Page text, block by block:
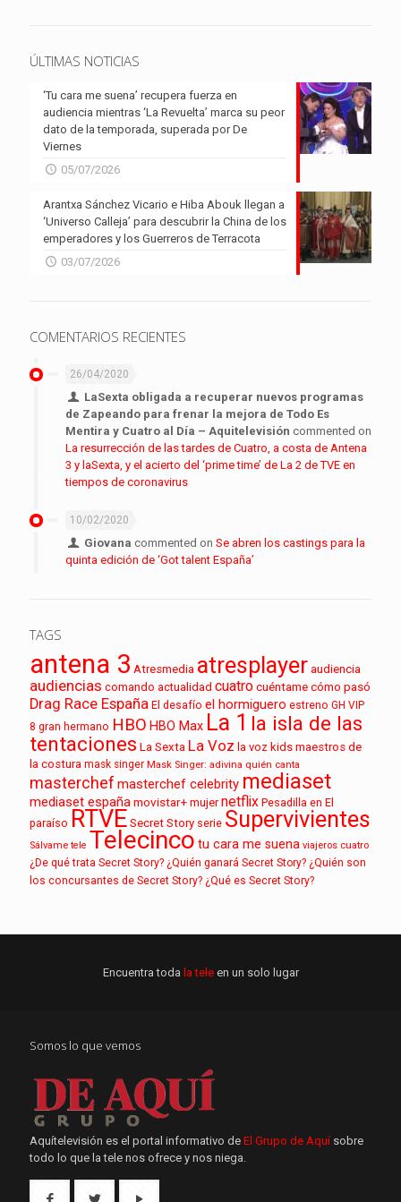
ÚLTIMAS NOTICIAS
‘Tu cara me suena’ recupera fuerza en
audiencia mientras ‘La Revuelta’ marca su peor
dato de la temporada, superada por De
Viernes
05/07/2026
Arantxa Sánchez Vicario e Hiba Abouk llegan a
‘Universo Calleja’ para descubrir la China de los
emperadores y los Guerreros de Terracota
03/07/2026
COMENTARIOS RECIENTES
26/04/2020
LaSexta obligada a recuperar nuevos programas
de Zapeando para frenar la mejora de Todo Es
Mentira y Cuatro al Día – Aquitelevisión commented on
La resurrección de las tardes de Cuatro, a costa de Antena
3 y laSexta, y el acierto del ‘prime time’ de La 2 de TVE en
tiempos de coronavirus
10/02/2020
Giovana commented onSe abren los castings para la
quinta edición de ‘Got talent España’
TAGS
antena 3 Atresmedia atresplayeraudiencia
audiencias comando actualidad cuatrocuéntame cómo pasó
Drag Race España El desafío el hormiguero estreno GH VIP
8 gran hermano HBO HBO Max La 1 la isla de las
tentaciones La Sexta La Voz la voz kids maestros de
la costura mask singer Mask Singer: adivina quién canta
masterchef masterchef celebrity mediaset
mediaset españamovistar+ mujer netflix Pesadilla en El
paraíso RTVE Secret Story serie Supervivientes
Sálvame tele Telecinco tu cara me suena viajeros cuatro
¿De qué trata Secret Story? ¿Quién ganará Secret Story? ¿Quién son
los concursantes de Secret Story? ¿Qué es Secret Story?
Encuentra toda la tele en un solo lugar
Somos lo que vemos
Aquítelevisión es el portal informativo de El Grupo de Aquí sobre
todo lo que la tele nos ofrece y nos niega.